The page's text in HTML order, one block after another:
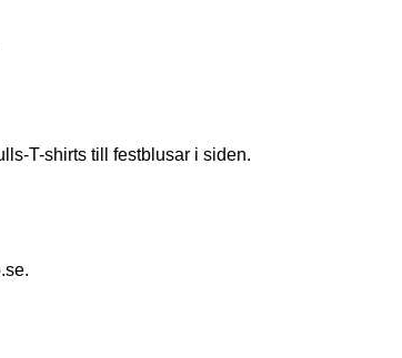
T-shirts till festblusar i siden.